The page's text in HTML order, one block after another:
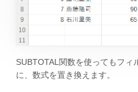
SUBTOTAL関数を使ってもフィ
に、数式を置き換えます。